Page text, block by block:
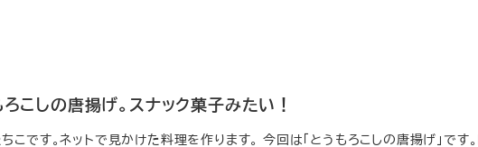
ろこしの唐揚げ。スナック菓子みたい！
こです。ネットで見かけた料理を作ります。 今回は「とうもろこしの唐揚げ」です